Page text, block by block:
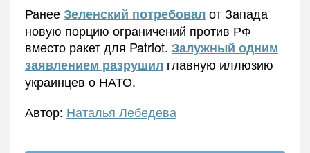
РанееЗеленский потребовалот Запада
новую порцию ограничений против РФ
вместо ракет для Patriot. Залужный одним
заявлением разрушилглавную иллюзию
украинцев о НАТО.
Автор: Наталья Лебедева